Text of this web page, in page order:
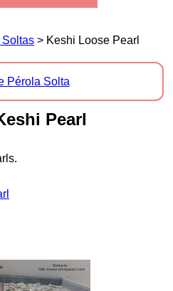
Soltas > Keshi Loose Pearl
Pérola Solta
Pearl